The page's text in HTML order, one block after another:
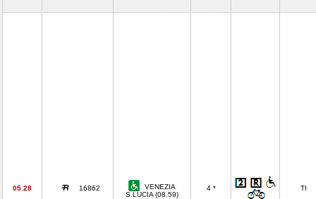
05.28 16862
VENEZIA
S.LUCIA (08.59)
4 * TI